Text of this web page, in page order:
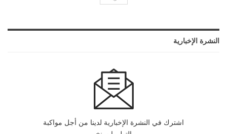
النشرة الإخبارية
اشترك في النشرة الإخبارية لدينا من أجل مواكبة